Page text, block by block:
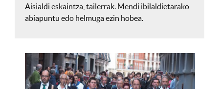
Aisialdi eskaintza, tailerrak. Mendi ibilaldietarako
abiapuntu edo helmuga ezin hobea.